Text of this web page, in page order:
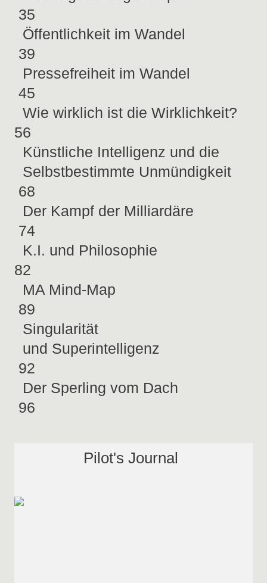
35
Öffentlichkeit im Wandel
39
Pressefreiheit im Wandel
45
Wie wirklich ist die Wirklichkeit?
56
Künstliche Intelligenz und die
Selbstbestimmte Unmündigkeit
68
Der Kampf der Milliardäre
74
K.I. und Philosophie
82
MA Mind-Map
89
Singularität
und Superintelligenz
92
Der Sperling vom Dach
96
Pilot's Journal